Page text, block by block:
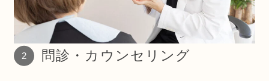
問診・カウンセリング